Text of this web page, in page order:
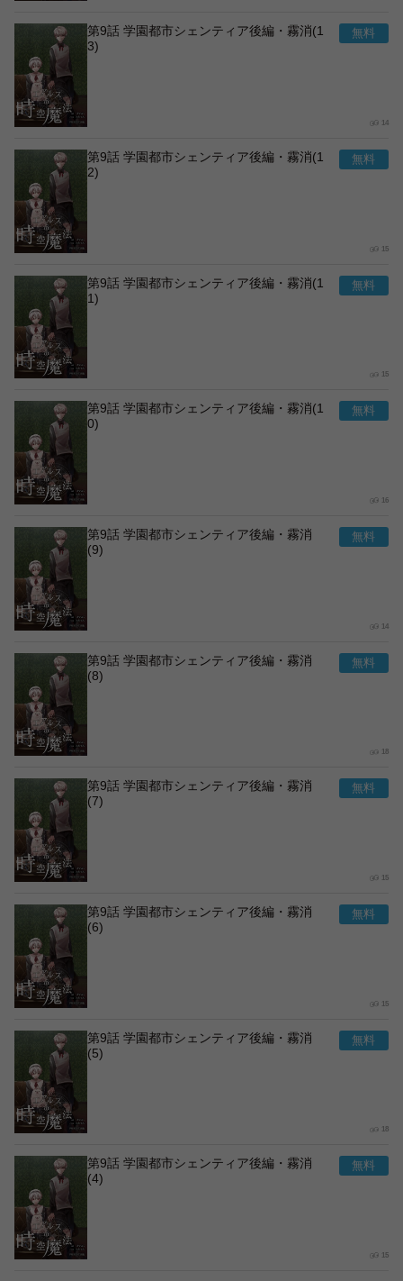
第9話 学園都市シェンティア後編・霧消(1
3)
14
第9話 学園都市シェンティア後編・霧消(1
2)
15
第9話 学園都市シェンティア後編・霧消(1
1)
15
第9話 学園都市シェンティア後編・霧消(1
0)
16
第9話 学園都市シェンティア後編・霧消
(9)
14
第9話 学園都市シェンティア後編・霧消
(8)
18
第9話 学園都市シェンティア後編・霧消
(7)
15
第9話 学園都市シェンティア後編・霧消
(6)
15
第9話 学園都市シェンティア後編・霧消
(5)
18
第9話 学園都市シェンティア後編・霧消
(4)
15